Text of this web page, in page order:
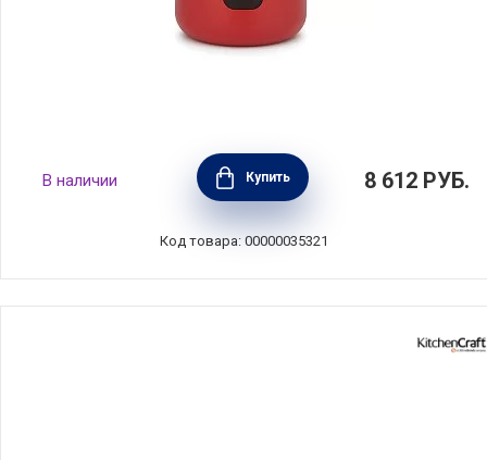
Кофейник френч-пресс La Cafetiere 1 л,
сталь+стекло+дерево, цвет красный,
Kitchen Craft, Великобритания,
В наличии Купить 8 612 РУБ.
Код товара: 00000035321